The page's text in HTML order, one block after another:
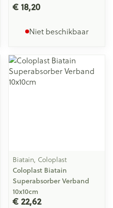
€ 18,20
Niet beschikbaar
Biatain, Coloplast
Coloplast Biatain
Superabsorber Verband
10x10cm
€ 22,62